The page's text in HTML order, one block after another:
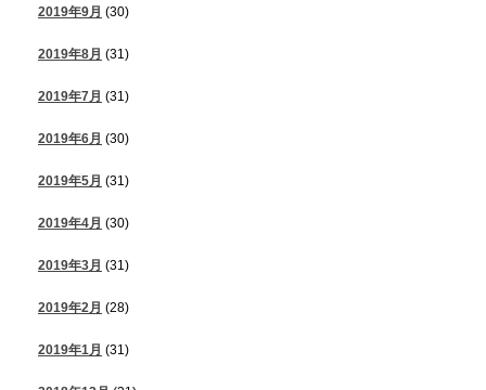
2019年9月 (30)
2019年8月 (31)
2019年7月 (31)
2019年6月 (30)
2019年5月 (31)
2019年4月 (30)
2019年3月 (31)
2019年2月 (28)
2019年1月 (31)